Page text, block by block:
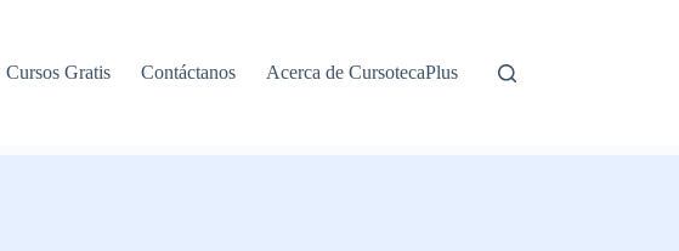
Cursos Gratis Contáctanos Acerca de CursotecaPlus